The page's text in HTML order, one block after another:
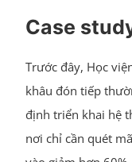
Case
Trước đây, Học
khâu đón tiếp
định triển khai hệ
nơi chỉ cần quét